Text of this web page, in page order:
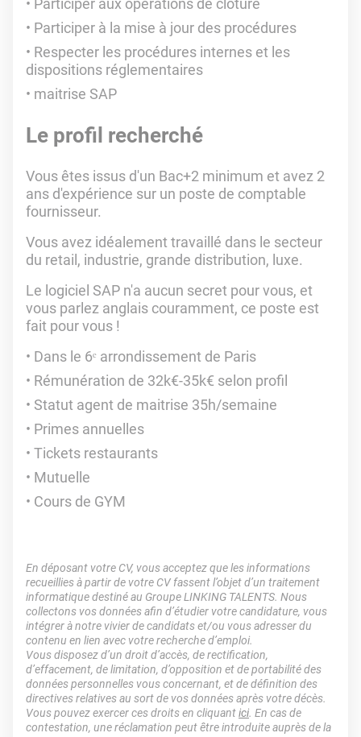
Participer aux opérations de clôture
Participer à la mise à jour des procédures
Respecter les procédures internes et les
dispositions réglementaires
maitrise SAP
Le profil recherché
Vous êtes issus d'un Bac+2 minimum et avez 2
ans d'expérience sur un poste de comptable
fournisseur.
Vous avez idéalement travaillé dans le secteur
du retail, industrie, grande distribution, luxe.
Le logiciel SAP n'a aucun secret pour vous, et
vous parlez anglais couramment, ce poste est
fait pour vous !
Dans le 6ᵉ arrondissement de Paris
Rémunération de 32k€-35k€ selon profil
Statut agent de maitrise 35h/semaine
Primes annuelles
Tickets restaurants
Mutuelle
Cours de GYM
En déposant votre CV, vous acceptez que les informations
recueillies à partir de votre CV fassent l’objet d’un traitement
informatique destiné au Groupe LINKING TALENTS. Nous
collectons vos données afin d’étudier votre candidature, vous
intégrer à notre vivier de candidats et/ou vous adresser du
contenu en lien avec votre recherche d’emploi.
Vous disposez d’un droit d’accès, de rectification,
d’effacement, de limitation, d’opposition et de portabilité des
données personnelles vous concernant, et de définition des
directives relatives au sort de vos données après votre décès.
Vous pouvez exercer ces droits en cliquantici. En cas de
contestation, une réclamation peut être introduite auprès de la